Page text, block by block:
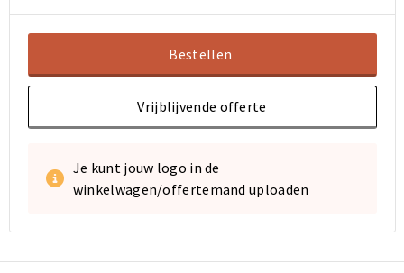
Boodschappentassen
Boodschappentassen
Bestellen
Vrijblijvende offerte
Je kunt jouw logo in de
winkelwagen/offertemand uploaden